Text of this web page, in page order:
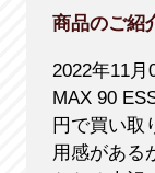
商品のご紹
2022年11月
MAX 90
円で買い取
用感がある